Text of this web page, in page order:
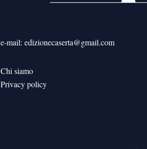
e-mail: edizionecaserta@gmail.com
Chi siamo
Privacy policy